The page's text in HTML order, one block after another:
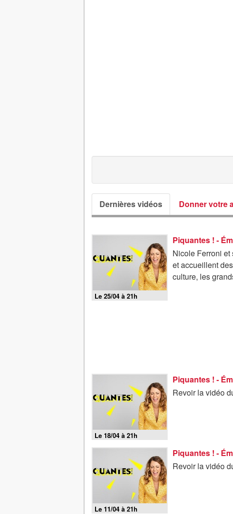
Dernières vidéos Donner votre
Le 25/04 à 21h
Piquantes ! -
Nicole Ferroni
et accueillent
culture, les
Le 18/04 à 21h
Piquantes ! -
Revoir la vidéo
Le 11/04 à 21h
Piquantes ! -
Revoir la vidéo